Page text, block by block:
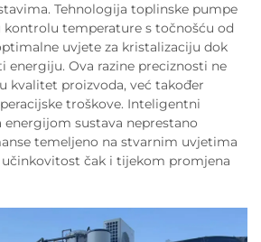
Tehnologija toplinske pumpe
temperature s točnošću od
uvjete za kristalizaciju dok
energiju. Ova razine preciznosti ne
kvalitet proizvoda, već također
troškove. Inteligentni
sustava neprestano
temeljeno na stvarnim uvjetima
učinkovitost čak i tijekom promjena